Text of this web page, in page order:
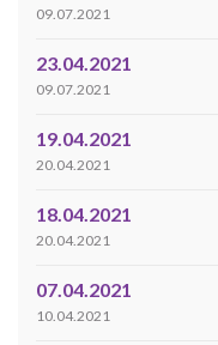
09.07.2021
23.04.2021
09.07.2021
19.04.2021
20.04.2021
18.04.2021
20.04.2021
07.04.2021
10.04.2021